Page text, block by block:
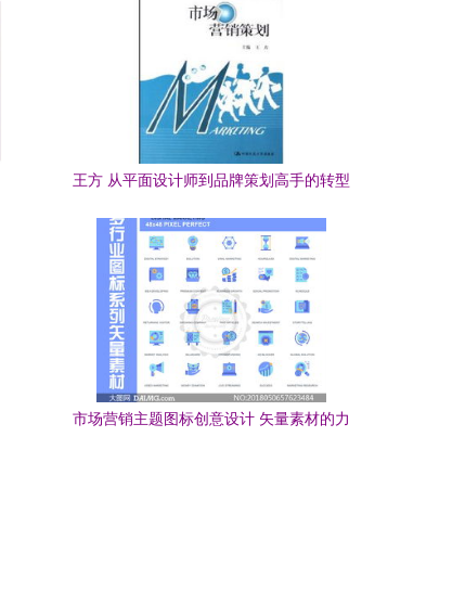
王方 从平面设计师到品牌策划高手的转型
市场营销主题图标创意设计 矢量素材的力